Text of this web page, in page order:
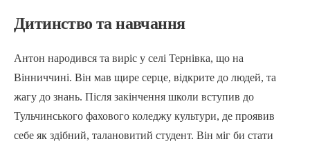
Дитинство та навчання
Антон народився та виріс у селі Тернівка, що на
Вінниччині. Він мав щире серце, відкрите до людей, та
жагу до знань. Після закінчення школи вступив до
Тульчинського фахового коледжу культури, де проявив
себе як здібний, талановитий студент. Він міг би стати